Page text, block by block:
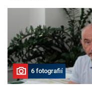
6 fotografií